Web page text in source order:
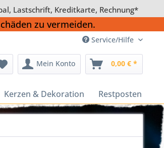
Lastschrift, Kreditkarte, Rechnung*
zu vermeiden.
Service/Hilfe
Mein Konto 0,00 € *
Kerzen & Dekoration Restposten